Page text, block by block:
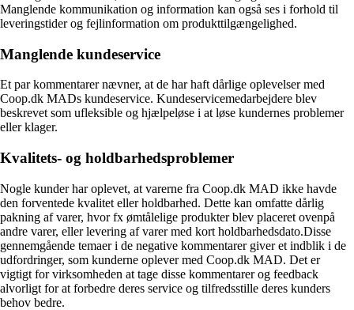
Manglende kommunikation og information kan også ses i forhold til
leveringstider og fejlinformation om produkttilgængelighed.
Manglende kundeservice
Et par kommentarer nævner, at de har haft dårlige oplevelser med
Coop.dk MADs kundeservice. Kundeservicemedarbejdere blev
beskrevet som ufleksible og hjælpeløse i at løse kundernes problemer
eller klager.
Kvalitets- og holdbarhedsproblemer
Nogle kunder har oplevet, at varerne fra Coop.dk MAD ikke havde
den forventede kvalitet eller holdbarhed. Dette kan omfatte dårlig
pakning af varer, hvor fx ømtålelige produkter blev placeret ovenpå
andre varer, eller levering af varer med kort holdbarhedsdato.Disse
gennemgående temaer i de negative kommentarer giver et indblik i de
udfordringer, som kunderne oplever med Coop.dk MAD. Det er
vigtigt for virksomheden at tage disse kommentarer og feedback
alvorligt for at forbedre deres service og tilfredsstille deres kunders
behov bedre.